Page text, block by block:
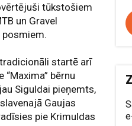
tūkstošiem
un Gravel
startē arī
bērnu
Siguldai pieņemts,
Gaujas
pie Krimuldas